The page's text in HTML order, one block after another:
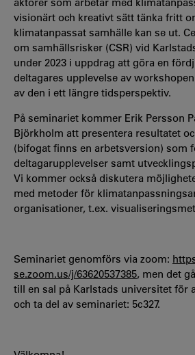
visionärt och kreativt sätt tänka fritt
klimatanpassat samhälle kan se ut.
om samhällsrisker (CSR) vid
under 2023 i uppdrag att göra en
deltagares upplevelse av
av den i ett längre tidsperspektiv.
På seminariet kommer Erik Persson
Björkholm att presentera resultatet
(bifogat finns en arbetsversion) som
deltagarupplevelser samt
Vi kommer också diskutera
med metoder för
organisationer, t.ex.
Seminariet genomförs via zoom:
se.zoom.us/j/63620537385, men det
till en sal på Karlstads universitet för
och ta del av seminariet: 5c327.